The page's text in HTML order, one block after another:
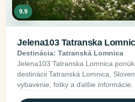
9.9
Jelena103 Tatranska
Destinácia: Tatranská Lomnica
Jelena103 Tatranska Lomnica
destinácii Tatranská Lomnica,
vybavenie, fotky a ďalšie informácie.